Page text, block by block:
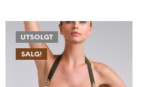
UTSOLGT
SALG!